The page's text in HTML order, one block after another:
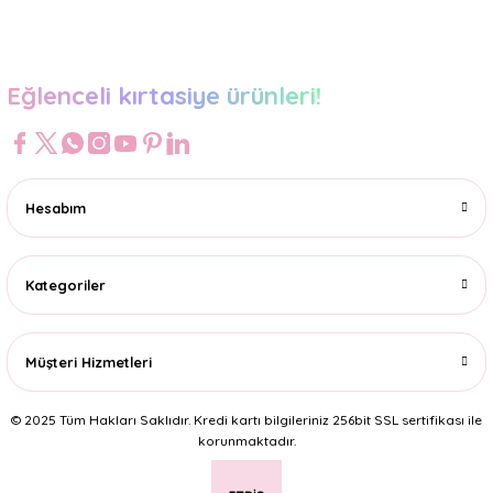
Eğlenceli kırtasiye ürünleri!
Hesabım
Kategoriler
Müşteri Hizmetleri
© 2025 Tüm Hakları Saklıdır. Kredi kartı bilgileriniz 256bit SSL sertifikası ile
korunmaktadır.